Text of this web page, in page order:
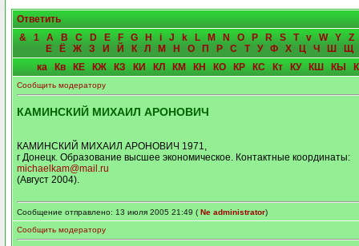
Ответить
&
1 A B C D E F G H i J k L M N O P R S T v W Y
Z
Е
Ё Ж З И Й К Л М Н О П Р С Т У Ф Х Ц Ч Ш
Щ
ка
Кв КЕ КЖ КЗ КИ КЛ КМ КН КО КР КС Кт КУ КШ КЫ
Сообщить модератору
КАМИНСКИЙ МИХАИЛ АРОНОВИЧ
КАМИНСКИЙ МИХАИЛ АРОНОВИЧ 1971,
г Донецк. Образование высшее экономическое. Контактные координаты:
michaelkam@mail.ru
(Август 2004).
Сообщение отправлено: 13 июля 2005 21:49 ( Ne administrator)
Сообщить модератору